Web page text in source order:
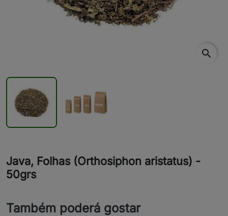
search
Java, Folhas (Orthosiphon aristatus) -
50grs
Também poderá gostar